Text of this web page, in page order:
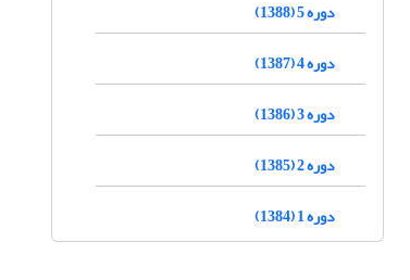
دوره 5 (1388)
دوره 4 (1387)
دوره 3 (1386)
دوره 2 (1385)
دوره 1 (1384)